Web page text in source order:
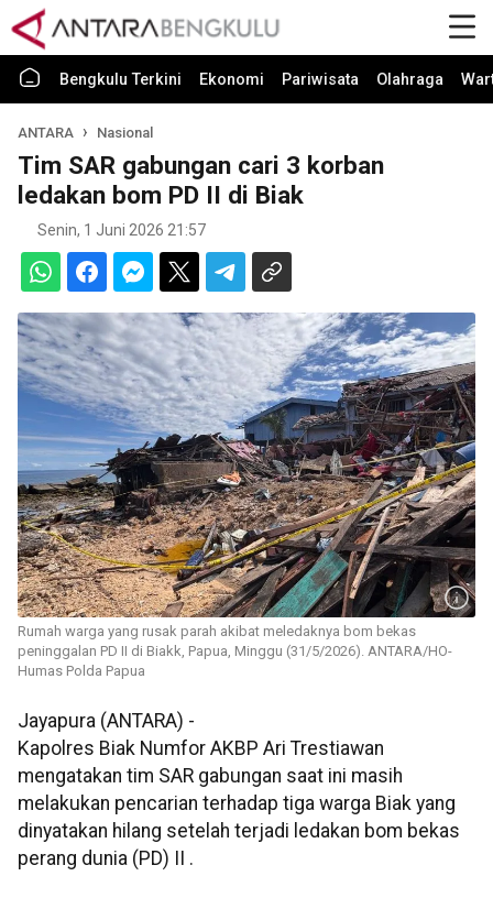
Bengkulu Terkini Ekonomi Pariwisata Olahraga
ANTARA Nasional
Tim SAR gabungan cari 3 korban
ledakan bom PD II di Biak
Senin, 1 Juni 2026 21:57
Rumah warga yang rusak parah akibat meledaknya bom bekas
peninggalan PD II di Biakk, Papua, Minggu (31/5/2026). ANTARA/HO-
Humas Polda Papua
Jayapura (ANTARA) -
Kapolres Biak Numfor AKBP Ari Trestiawan
mengatakan tim SAR gabungan saat ini masih
melakukan pencarian terhadap tiga warga Biak yang
dinyatakan hilang setelah terjadi ledakan bom bekas
perang dunia (PD) II .